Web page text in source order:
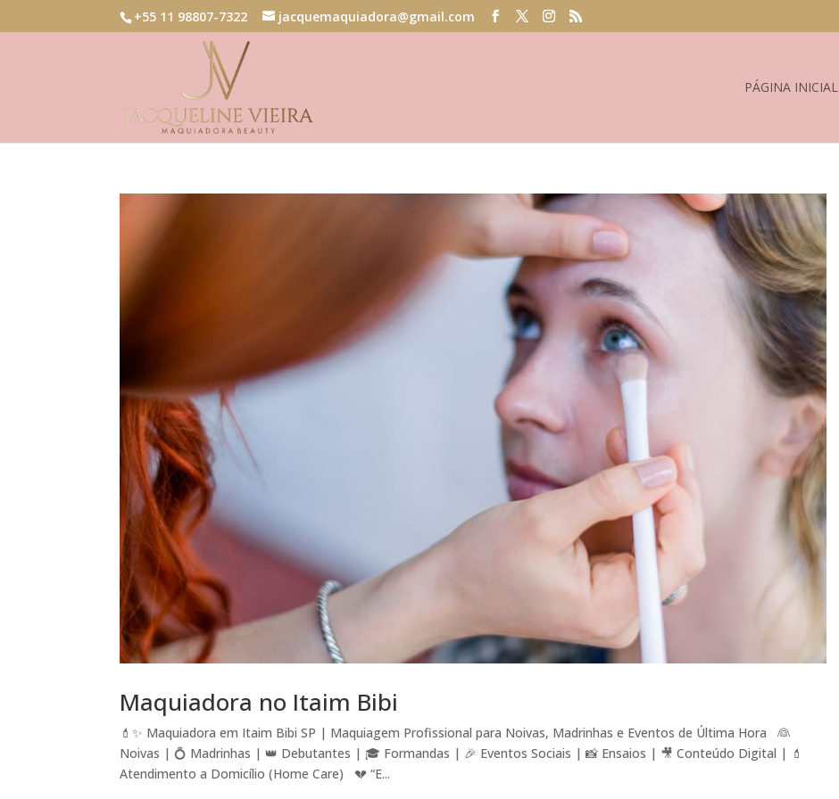
+55 11 98807-7322 jacquemaquiadora@gmail.com
PÁGINA INICIAL
Maquiadora no Itaim Bibi
💄✨ Maquiadora em Itaim Bibi SP | Maquiagem Profissional para Noivas, Madrinhas e Eventos de Última Hora 👰
Noivas | 💍 Madrinhas | 👑 Debutantes | 🎓 Formandas | 🎉 Eventos Sociais | 📸 Ensaios | 🎥 Conteúdo Digital | 💄
Atendimento a Domicílio (Home Care) 💔 “E...